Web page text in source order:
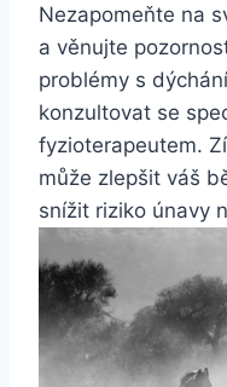
Nezapomeňte na
a věnujte
problémy s
konzultovat se
fyzioterapeutem.
může zlepšit váš
snížit riziko únavy